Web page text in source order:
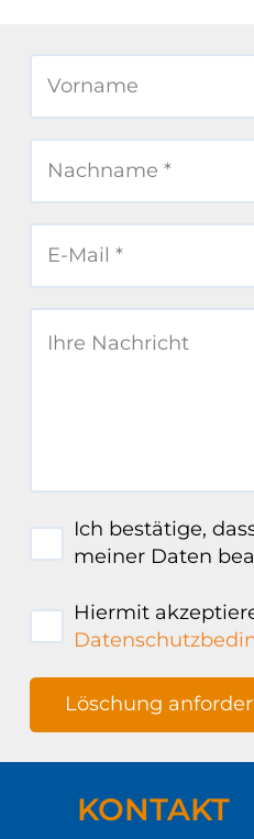
Ich bestätige,
meiner Daten
Hiermit
Löschung
KONTAKT